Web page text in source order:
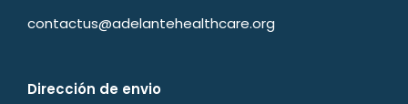
contactus@adelantehealthcare.org
Dirección de envio